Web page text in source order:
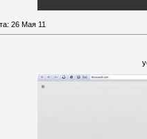
26 Мая 11